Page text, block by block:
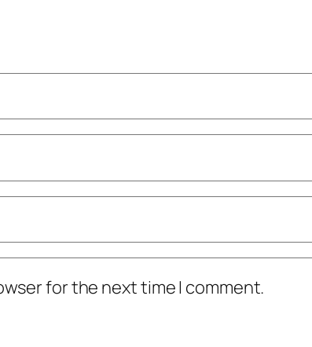
for the next time I comment.